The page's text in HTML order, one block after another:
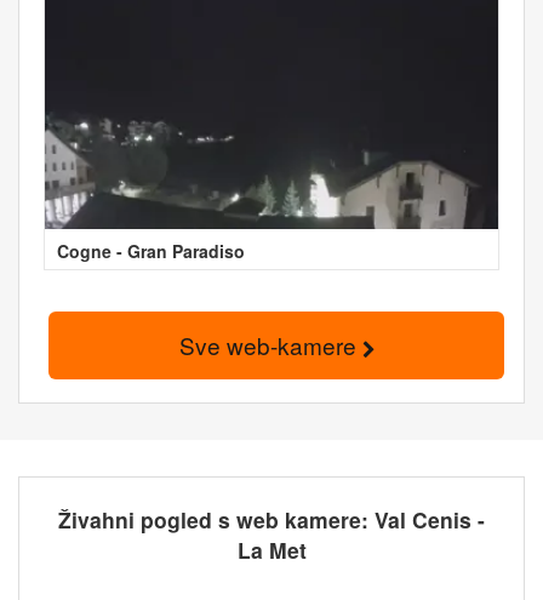
Cogne - Gran Paradiso
Sve web-kamere
Živahni pogled s web kamere: Val Cenis -
La Met